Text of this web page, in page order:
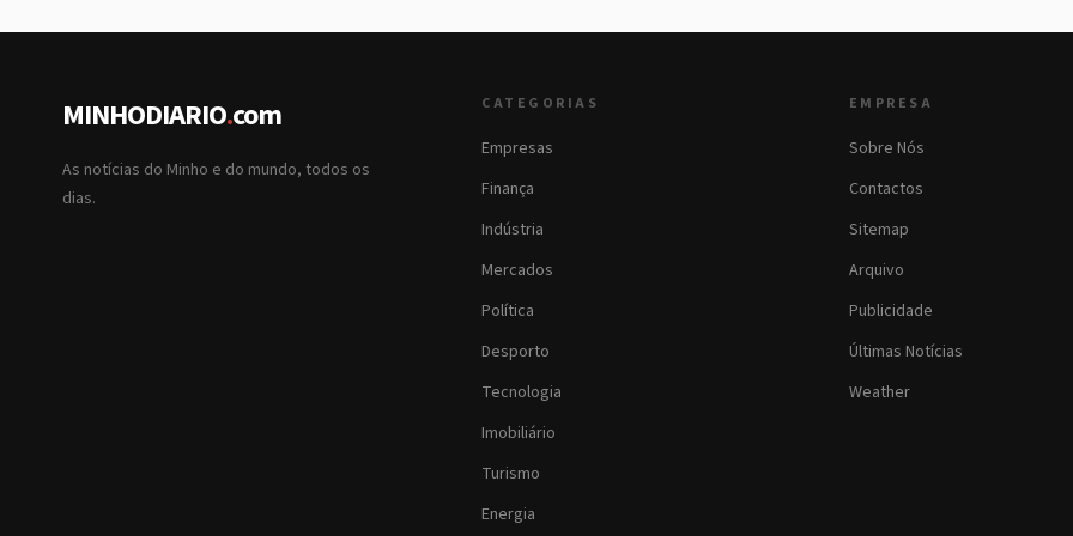
MINHODIARIO.com
As notícias do Minho e do mundo, todos os
dias.
CATEGORIAS
Empresas
Finança
Indústria
Mercados
Política
Desporto
Tecnologia
Imobiliário
Turismo
Energia
EMPRESA
Sobre Nós
Contactos
Sitemap
Arquivo
Publicidade
Últimas Notícias
Weather